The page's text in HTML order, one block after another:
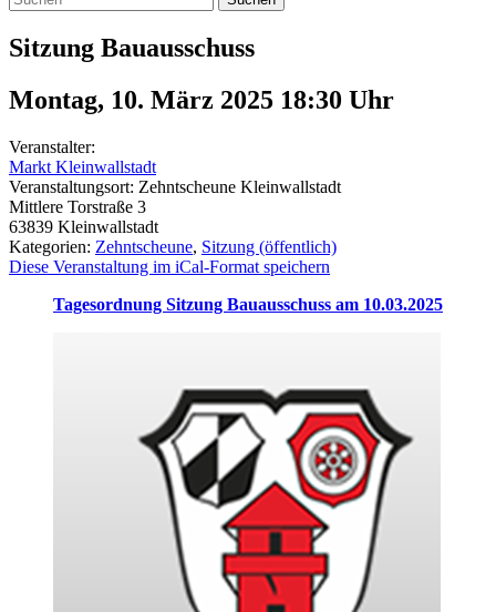
Sitzung Bauausschuss
Montag, 10. März 2025 18:30 Uhr
Veranstalter:
Markt Kleinwallstadt
Veranstaltungsort: Zehntscheune Kleinwallstadt
Mittlere Torstraße 3
63839 Kleinwallstadt
Kategorien: Zehntscheune, Sitzung (öffentlich)
Diese Veranstaltung im iCal-Format speichern
Tagesordnung Sitzung Bauausschuss am 10.03.2025